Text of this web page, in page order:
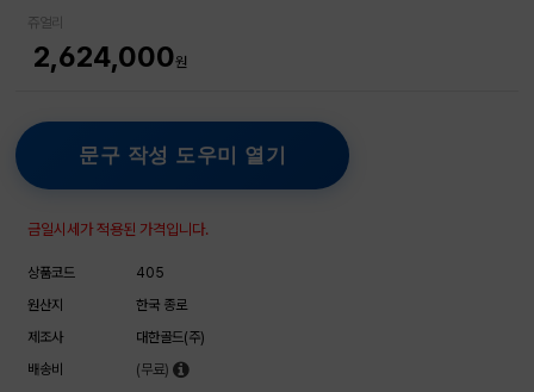
쥬얼리
2,624,000원
문구 작성 도우미 열기
금일시세가 적용된 가격입니다.
상품코드
405
원산지
한국 종로
제조사
대한골드(주)
배송비
(무료)